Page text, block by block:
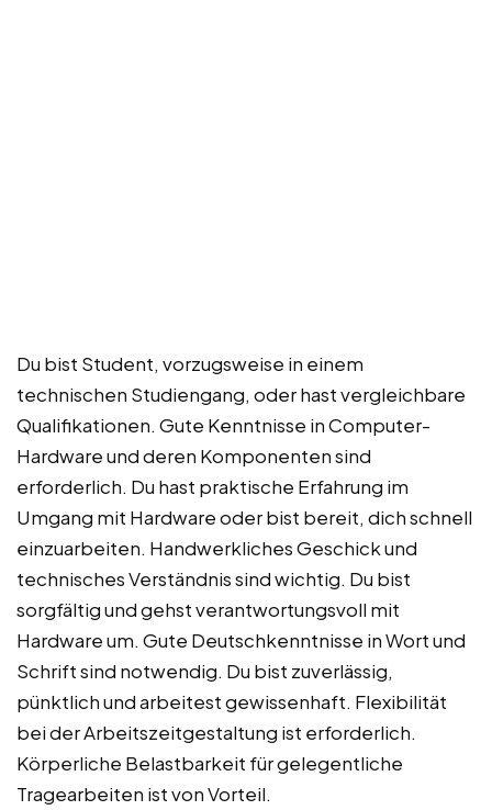
Du bist Student, vorzugsweise in einem
technischen Studiengang, oder hast vergleichbare
Qualifikationen. Gute Kenntnisse in Computer-
Hardware und deren Komponenten sind
erforderlich. Du hast praktische Erfahrung im
Umgang mit Hardware oder bist bereit, dich schnell
einzuarbeiten. Handwerkliches Geschick und
technisches Verständnis sind wichtig. Du bist
sorgfältig und gehst verantwortungsvoll mit
Hardware um. Gute Deutschkenntnisse in Wort und
Schrift sind notwendig. Du bist zuverlässig,
pünktlich und arbeitest gewissenhaft. Flexibilität
bei der Arbeitszeitgestaltung ist erforderlich.
Körperliche Belastbarkeit für gelegentliche
Tragearbeiten ist von Vorteil.